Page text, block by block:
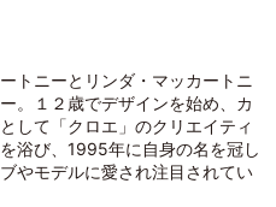
トニーとリンダ・マッカートニ
。１２歳でデザインを始め、カ
して「クロエ」のクリエイティ
浴び、1995年に自身の名を冠し
やモデルに愛され注目されてい